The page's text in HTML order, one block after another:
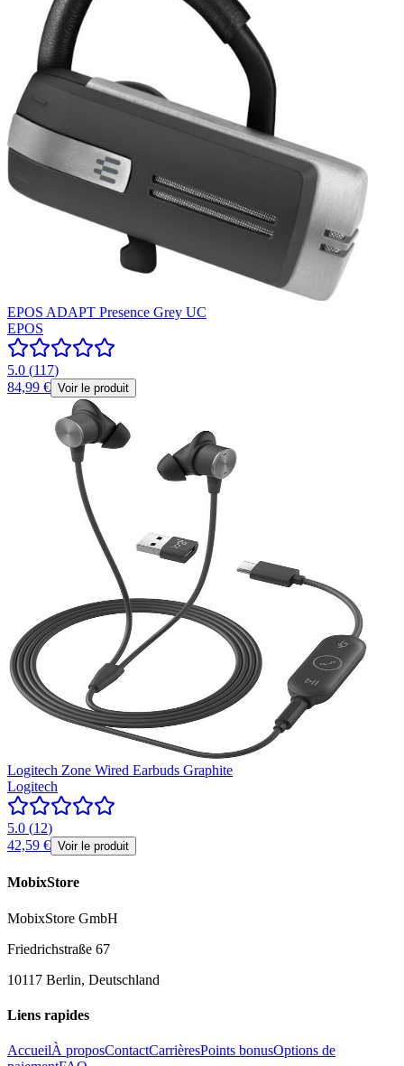
EPOS ADAPT Presence Grey UC
EPOS
5.0 (117)
84,99 € Voir le produit
Logitech Zone Wired Earbuds Graphite
Logitech
5.0 (12)
42,59 € Voir le produit
MobixStore
MobixStore GmbH
Friedrichstraße 67
10117 Berlin, Deutschland
Liens rapides
AccueilÀ proposContactCarrièresPoints bonusOptions de